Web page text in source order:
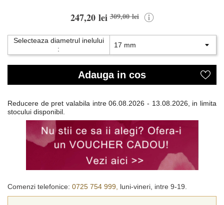
247,20 lei 309,00 lei
Selecteaza diametrul inelului
:
Adauga in cos
Reducere de pret valabila intre06.08.2026 - 13.08.2026, in limita
stocului disponibil.
Comenzi telefonice: 0725 754 999, luni-vineri, intre 9-19.